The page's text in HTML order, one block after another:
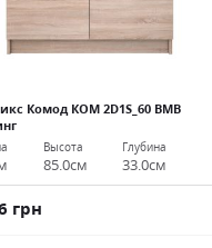
Комод КОМ 2D1S_60 ВМВ
Высота
85.0см
Глубина
33.0см
грн